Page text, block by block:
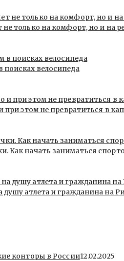
только на комфорт, но и на
велосипеда
при этом не превратиться в
Как начать заниматься
душу атлета и гражданина на
конторы в России12.02.2025